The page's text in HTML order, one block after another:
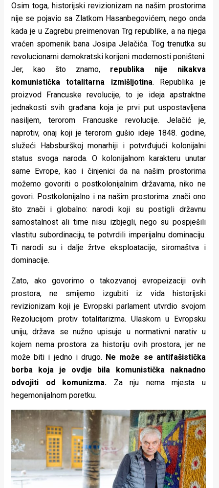
Osim toga, historijski revizionizam na našim prostorima
nije se pojavio sa Zlatkom Hasanbegovićem, nego onda
kada je u Zagrebu preimenovan Trg republike, a na njega
vraćen spomenik bana Josipa Jelačića. Tog trenutka su
revolucionarni demokratski korijeni modernosti poništeni.
Jer, kao što znamo, republika nije nikakva
komunistička totalitarna izmišljotina. Republika je
proizvod Francuske revolucije, to je ideja apstraktne
jednakosti svih građana koja je prvi put uspostavljena
nasiljem, terorom Francuske revolucije. Jelačić je,
naprotiv, onaj koji je terorom gušio ideje 1848. godine,
služeći Habsburškoj monarhiji i potvrđujući kolonijalni
status svoga naroda. O kolonijalnom karakteru unutar
same Evrope, kao i činjenici da na našim prostorima
možemo govoriti o postkolonijalnim državama, niko ne
govori. Postkolonijalno i na našim prostorima znači ono
što znači i globalno: narodi koji su postigli državnu
samostalnost ali time nisu izbjegli, nego su pospješili
vlastitu subordinaciju, te potvrdili imperijalnu dominaciju.
Ti narodi su i dalje žrtve eksploatacije, siromaštva i
dominacije.
Zato, ako govorimo o takozvanoj evropeizaciji ovih
prostora, ne smijemo izgubiti iz vida historijski
revizionizam koji je Evropski parlament utvrdio svojom
Rezolucijom protiv totalitarizma. Ulaskom u Evropsku
uniju, država se nužno upisuje u normativni narativ u
kojem nema prostora za historiju ovih prostora, jer ne
može biti i jedno i drugo. Ne može se antifašistička
borba koja je ovdje bila komunistička naknadno
odvojiti od komunizma. Za nju nema mjesta u
hegemonijalnom poretku.